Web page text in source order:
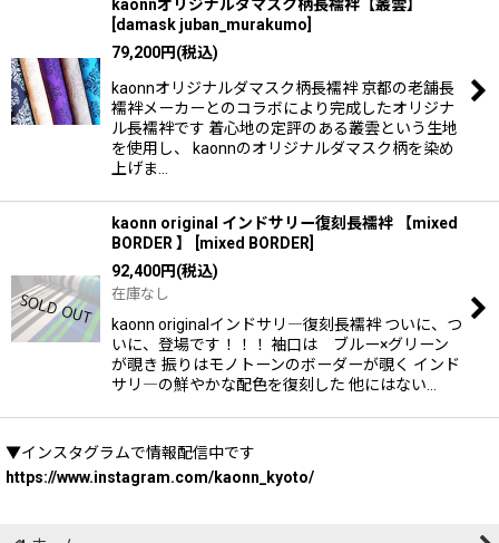
kaonnオリジナルダマスク柄長襦袢【叢雲】
[damask juban_murakumo]
79,200円(税込)
kaonnオリジナルダマスク柄長襦袢 京都の老舗長
襦袢メーカーとのコラボにより完成したオリジナ
ル長襦袢です 着心地の定評のある叢雲という生地
を使用し、 kaonnのオリジナルダマスク柄を染め
上げま…
kaonn original インドサリー復刻長襦袢 【mixed
BORDER 】
[mixed BORDER]
92,400円(税込)
在庫なし
kaonn originalインドサリ―復刻長襦袢 ついに、つ
いに、登場です！！！ 袖口は ブルー×グリーン
が覗き 振りはモノトーンのボーダーが覗く インド
サリ―の鮮やかな配色を復刻した 他にはない…
▼インスタグラムで情報配信中です
https://www.instagram.com/kaonn_kyoto/